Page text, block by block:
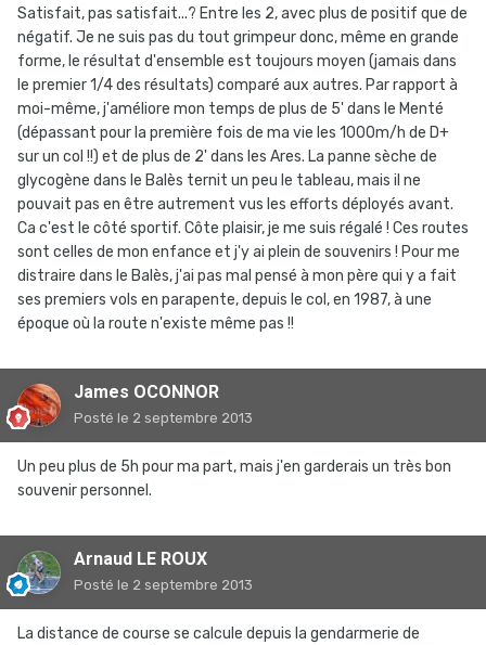
Satisfait, pas satisfait...? Entre les 2, avec plus de positif que de
négatif. Je ne suis pas du tout grimpeur donc, même en grande
forme, le résultat d'ensemble est toujours moyen (jamais dans
le premier 1/4 des résultats) comparé aux autres. Par rapport à
moi-même, j'améliore mon temps de plus de 5' dans le Menté
(dépassant pour la première fois de ma vie les 1000m/h de D+
sur un col !!) et de plus de 2' dans les Ares. La panne sèche de
glycogène dans le Balès ternit un peu le tableau, mais il ne
pouvait pas en être autrement vus les efforts déployés avant.
Ca c'est le côté sportif. Côte plaisir, je me suis régalé ! Ces routes
sont celles de mon enfance et j'y ai plein de souvenirs ! Pour me
distraire dans le Balès, j'ai pas mal pensé à mon père qui y a fait
ses premiers vols en parapente, depuis le col, en 1987, à une
époque où la route n'existe même pas !!
James OCONNOR
Posté le 2 septembre 2013
Un peu plus de 5h pour ma part, mais j'en garderais un très bon
souvenir personnel.
Arnaud LE ROUX
Posté le 2 septembre 2013
La distance de course se calcule depuis la gendarmerie de